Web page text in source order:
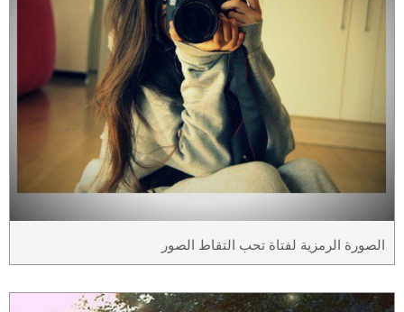
الصورة الرمزية لفتاة تحب التقاط الصور